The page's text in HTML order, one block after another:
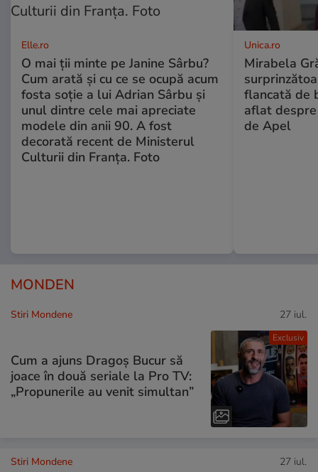
Elle.ro
O mai ții minte pe Janine Sârbu?
Cum arată și cu ce se ocupă acum
fosta soție a lui Adrian Sârbu și
unul dintre cele mai apreciate
modele din anii 90. A fost
decorată recent de Ministerul
Culturii din Franța. Foto
Unica.ro
Mirabela
flancată de
aflat
de Apel
MONDEN
Exclusiv
Stiri Mondene 27 iul.
Cum a ajuns Dragoș Bucur să
joace în două seriale la Pro TV:
„Propunerile au venit simultan”
Stiri Mondene 27 iul.